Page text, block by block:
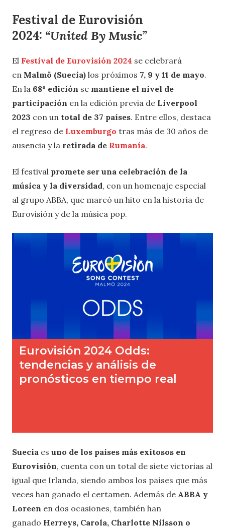
Festival de Eurovisión
2024: “United By Music”
El Festival de Eurovisión 2024 se celebrará
en Malmö (Suecia) los próximos 7, 9 y 11 de mayo.
En la 68º edición se mantiene el nivel de
participación en la edición previa de Liverpool
2023 con un total de 37 países. Entre ellos, destaca
el regreso de Luxemburgo tras más de 30 años de
ausencia y la retirada de Rumanía.
El festival promete ser una celebración de la
música y la diversidad, con un homenaje especial
al grupo ABBA, que marcó un hito en la historia de
Eurovisión y de la música pop.
Suecia es uno de los países más exitosos en
Eurovisión, cuenta con un total de siete victorias al
igual que Irlanda, siendo ambos los países que más
veces han ganado el certamen. Además de ABBA y
Loreen en dos ocasiones, también han
ganado Herreys, Carola, Charlotte Nilsson o